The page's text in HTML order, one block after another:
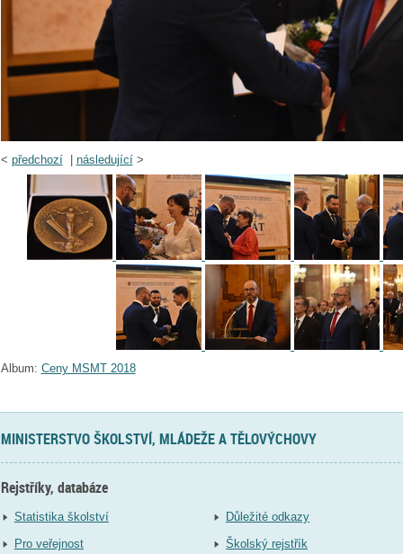
< předchozí| následující>
Album: Ceny MSMT 2018
MINISTERSTVO ŠKOLSTVÍ, MLÁDEŽE A TĚLOVÝCHOVY
Rejstříky, databáze
Statistika školství
Pro veřejnost
Důležité odkazy
Školský rejstřík